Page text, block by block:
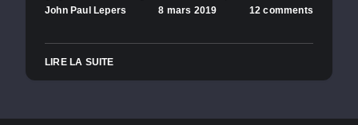
John Paul Lepers 8 mars 2019 12 comments
LIRE LA SUITE